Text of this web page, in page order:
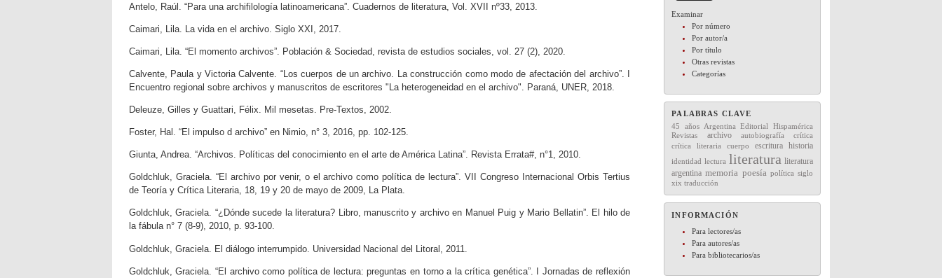
Examinar
Por número
Por autor/a
Por título
Otras revistas
Categorías
PALABRAS CLAVE
45 años
Argentina Editorial
Hispamérica
Revistas
archivo autobiografía crítica
crítica literaria cuerpo escritura historia
identidad lectura literatura literatura
argentina memoria poesía política siglo
xix traducción
INFORMACIÓN
Para lectores/as
Para autores/as
Para bibliotecarios/as
Antelo, Raúl. “Para una archifilología latinoamericana”. Cuadernos de literatura, Vol. XVII nº33, 2013.
Caimari, Lila. La vida en el archivo. Siglo XXI, 2017.
Caimari, Lila. “El momento archivos”. Población & Sociedad, revista de estudios sociales, vol. 27 (2), 2020.
Calvente, Paula y Victoria Calvente. “Los cuerpos de un archivo. La construcción como modo de afectación del archivo”. I
Encuentro regional sobre archivos y manuscritos de escritores "La heterogeneidad en el archivo". Paraná, UNER, 2018.
Deleuze, Gilles y Guattari, Félix. Mil mesetas. Pre-Textos, 2002.
Foster, Hal. “El impulso d archivo” en Nimio, n° 3, 2016, pp. 102-125.
Giunta, Andrea. “Archivos. Políticas del conocimiento en el arte de América Latina”. Revista Errata#, n°1, 2010.
Goldchluk, Graciela. “El archivo por venir, o el archivo como política de lectura”. VII Congreso Internacional Orbis Tertius
de Teoría y Crítica Literaria, 18, 19 y 20 de mayo de 2009, La Plata.
Goldchluk, Graciela. “¿Dónde sucede la literatura? Libro, manuscrito y archivo en Manuel Puig y Mario Bellatin”. El hilo de
la fábula n° 7 (8-9), 2010, p. 93-100.
Goldchluk, Graciela. El diálogo interrumpido. Universidad Nacional del Litoral, 2011.
Goldchluk, Graciela. “El archivo como política de lectura: preguntas en torno a la crítica genética”. I Jornadas de reflexión